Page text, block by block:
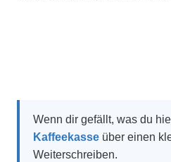
Wenn dir gefällt, was du
Kaffeekasseüber einen
Weiterschreiben.